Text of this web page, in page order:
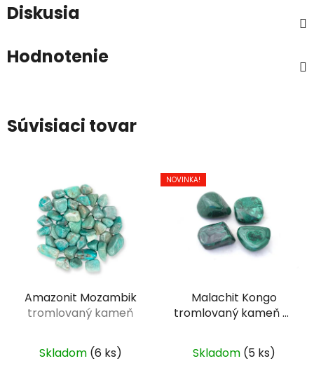
Diskusia
Hodnotenie
Súvisiaci tovar
Amazonit Mozambik
tromlovaný kameň
Skladom (6 ks)
NOVINKA!
Malachit Kongo
tromlovaný kameňXL
Skladom (5 ks)